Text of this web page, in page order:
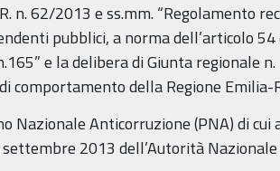
n. 62/2013 e ss.mm. “Regolamento
pubblici, a norma dell’articolo
e la delibera di Giunta regionale
comportamento della Regione Emilia-
Nazionale Anticorruzione (PNA) di
settembre 2013 dell’Autorità